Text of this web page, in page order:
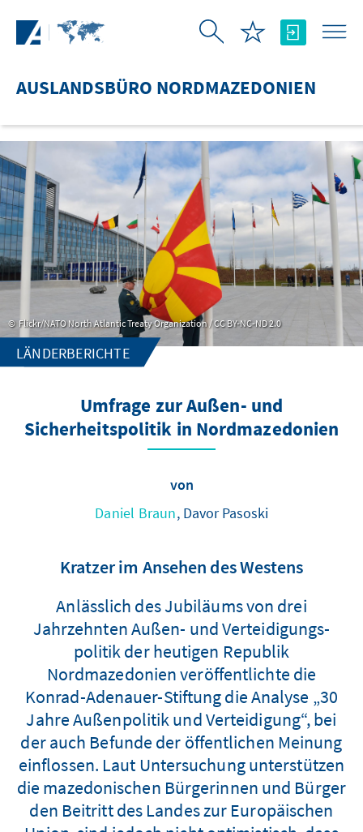
AUSLANDSBÜRO NORDMAZEDONIEN
Flickr/NATO North Atlantic Treaty Organization / CC BY-NC-ND 2.0
LÄNDERBERICHTE
Umfrage zur Außen- und
Sicherheitspolitik in Nordmazedonien
von
Daniel Braun, Davor Pasoski
Kratzer im Ansehen des Westens
Anlässlich des Jubiläums von drei
Jahrzehnten Außen- und Verteidigungs-
politik der heutigen Republik
Nordmazedonien veröffentlichte die
Konrad-Adenauer-Stiftung die Analyse „30
Jahre Außenpolitik und Verteidigung“, bei
der auch Befunde der öffentlichen Meinung
einflossen. Laut Untersuchung unterstützen
die mazedonischen Bürgerinnen und Bürger
den Beitritt des Landes zur Europäischen